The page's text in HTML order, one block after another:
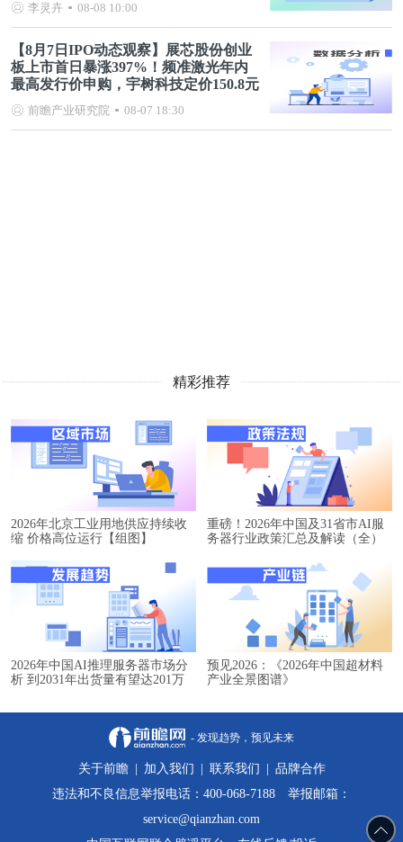
李灵卉 08-08 10:00
【8月7日IPO动态观察】展芯股份创业
板上市首日暴涨397%！频准激光年内
最高发行价申购，宇树科技定价150.8元
前瞻产业研究院 08-07 18:30
精彩推荐
2026年北京工业用地供应持续收
缩 价格高位运行【组图】
重磅！2026年中国及31省市AI服
务器行业政策汇总及解读（全）
2026年中国AI推理服务器市场分
析 到2031年出货量有望达201万
预见2026：《2026年中国超材料
产业全景图谱》
- 发现趋势，预见未来
关于前瞻 加入我们 联系我们
品牌合作
违法和不良信息举报电话：400-068-7188 举报邮箱：
service@qianzhan.com